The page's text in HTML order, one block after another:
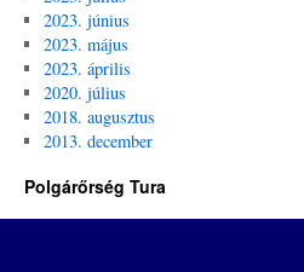
2023. június
2023. május
2023. április
2020. július
2018. augusztus
2013. december
Polgárőrség Tura